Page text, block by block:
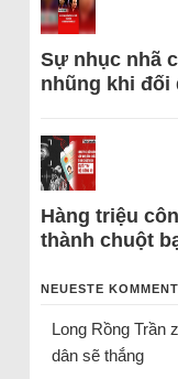
Sự nhục nhã
nhũng khi đối
Hàng triệu
thành chuột
NEUESTE
Long Rồng Trần
dân sẽ thắng